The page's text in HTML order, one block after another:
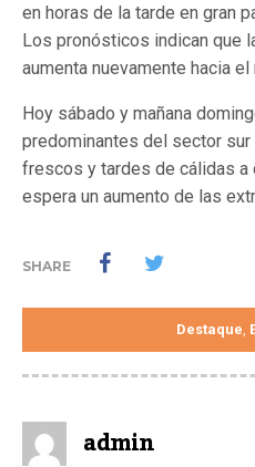
en horas de la tarde en gran
Los pronósticos indican que
aumenta nuevamente hacia el
Hoy sábado y mañana
predominantes del sector
frescos y tardes de cálidas a
espera un aumento de las
SHARE
Destaque
admin